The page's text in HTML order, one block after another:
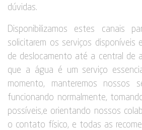
dúvidas.
Disponibilizamos estes canais
solicitarem os serviços disponíveis
de deslocamento até a central de
que a água é um serviço
momento, manteremos nossos
funcionando normalmente,
possíveis,e orientando nossos
o contato físico, e todas as